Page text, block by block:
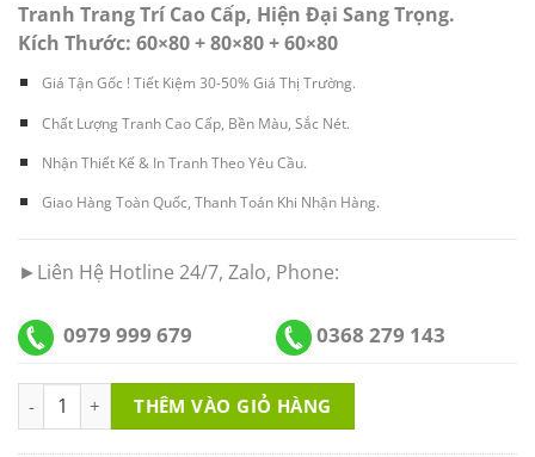
Tranh Trang Trí Cao Cấp, Hiện Đại Sang Trọng.
Kích Thước: 60×80 + 80×80 + 60×80
Giá Tận Gốc ! Tiết Kiệm 30-50% Giá Thị Trường.
Chất Lượng Tranh Cao Cấp, Bền Màu, Sắc Nét.
Nhận Thiết Kế & In Tranh Theo Yêu Cầu.
Giao Hàng Toàn Quốc, Thanh Toán Khi Nhận Hàng.
►Liên Hệ Hotline 24/7, Zalo, Phone:
0979 999 679 0368 279 143
Tranh Tráng Gương Đính Đá BB30009 số lượng
THÊM VÀO GIỎ HÀNG